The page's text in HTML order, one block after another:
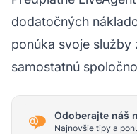
dodatočných
ponúka svoje
samostatnú
Odoberajte náš
Najnovšie tipy a